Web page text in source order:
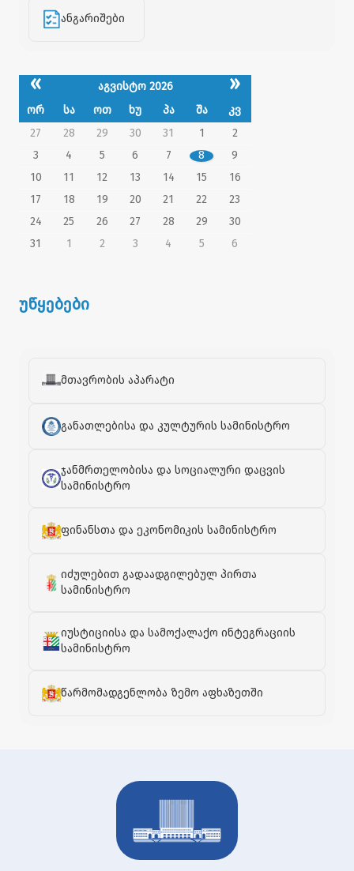
ანგარიშები
« აგვისტო 2026 »
ორ სა ოთ ხუ პა შა
კვ
27
28 29 30 31 1
2
3
4 5 6 7 8
9
10
11 12 13 14 15
16
17
18 19 20 21 22
23
24
25 26 27 28 29
30
31
1 2 3 4 5 6
უწყებები
მთავრობის აპარატი
განათლებისა და კულტურის სამინისტრო
ჯანმრთელობისა და სოციალური დაცვის
სამინისტრო
ფინანსთა და ეკონომიკის სამინისტრო
იძულებით გადაადგილებულ პირთა
სამინისტრო
იუსტიციისა და სამოქალაქო ინტეგრაციის
სამინისტრო
წარმომადგენლობა ზემო აფხაზეთში